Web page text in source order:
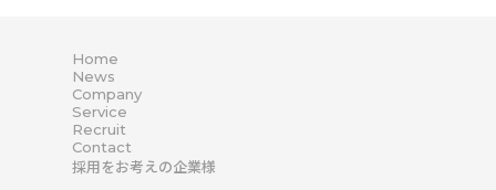
Home
News
Company
Service
Recruit
Contact
採用をお考えの企業様